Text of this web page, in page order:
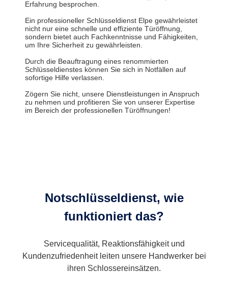
Erfahrung besprochen.
Ein professioneller Schlüsseldienst Elpe gewährleistet
nicht nur eine schnelle und effiziente Türöffnung,
sondern bietet auch Fachkenntnisse und Fähigkeiten,
um Ihre Sicherheit zu gewährleisten.
Durch die Beauftragung eines renommierten
Schlüsseldienstes können Sie sich in Notfällen auf
sofortige Hilfe verlassen.
Zögern Sie nicht, unsere Dienstleistungen in Anspruch
zu nehmen und profitieren Sie von unserer Expertise
im Bereich der professionellen Türöffnungen!
Notschlüsseldienst, wie
funktioniert das?
Servicequalität, Reaktionsfähigkeit und
Kundenzufriedenheit leiten unsere Handwerker bei
ihren Schlossereinsätzen.